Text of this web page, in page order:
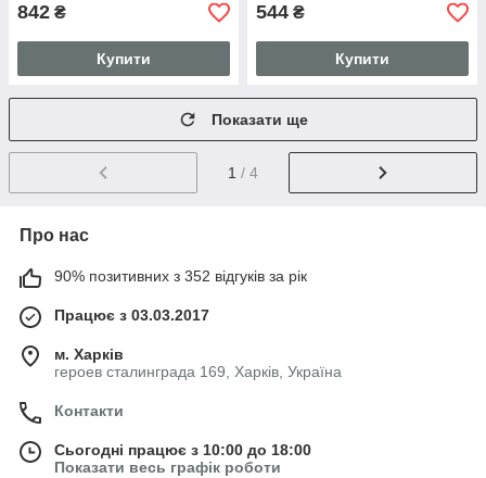
842 ₴
Купити
544 ₴
Купити
Показати ще
1 / 4
Про нас
90% позитивних з 352 відгуків за рік
Працює з 03.03.2017
м. Харків
героев сталинграда 169, Харків, Україна
Контакти
Сьогодні працює з 10:00 до 18:00
Показати весь графік роботи